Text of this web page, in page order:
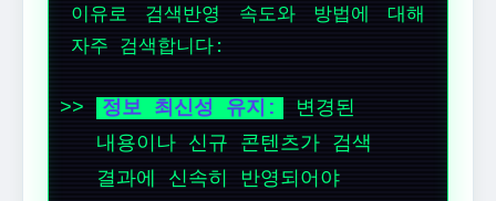
이유로 검색반영 속도와 방법에 대해
자주 검색합니다:
정보 최신성 유지:
변경된
내용이나 신규 콘텐츠가 검색
결과에 신속히 반영되어야